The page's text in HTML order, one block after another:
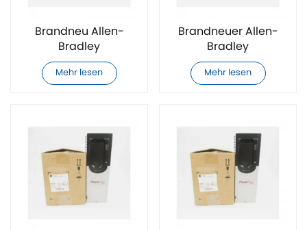
Brandneu Allen-
Bradley
20F1ANE063AN0NNNNN
AC-Antrieb
Mehr lesen
Brandneuer Allen-
Bradley
20F1ANE077AA0NNNNN
Frequenzumrichter
Mehr lesen